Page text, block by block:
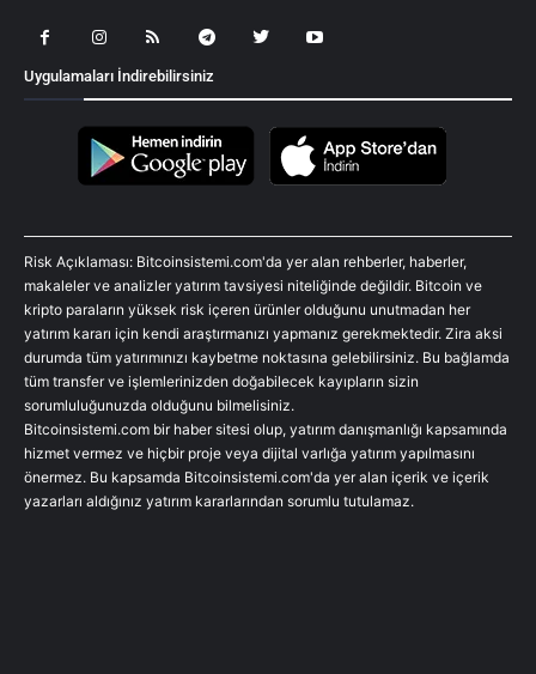
Uygulamaları İndirebilirsiniz
Risk Açıklaması: Bitcoinsistemi.com'da yer alan rehberler, haberler,
makaleler ve analizler yatırım tavsiyesi niteliğinde değildir. Bitcoin ve
kripto paraların yüksek risk içeren ürünler olduğunu unutmadan her
yatırım kararı için kendi araştırmanızı yapmanız gerekmektedir. Zira aksi
durumda tüm yatırımınızı kaybetme noktasına gelebilirsiniz. Bu bağlamda
tüm transfer ve işlemlerinizden doğabilecek kayıpların sizin
sorumluluğunuzda olduğunu bilmelisiniz.
Bitcoinsistemi.com bir haber sitesi olup, yatırım danışmanlığı kapsamında
hizmet vermez ve hiçbir proje veya dijital varlığa yatırım yapılmasını
önermez. Bu kapsamda Bitcoinsistemi.com'da yer alan içerik ve içerik
yazarları aldığınız yatırım kararlarından sorumlu tutulamaz.